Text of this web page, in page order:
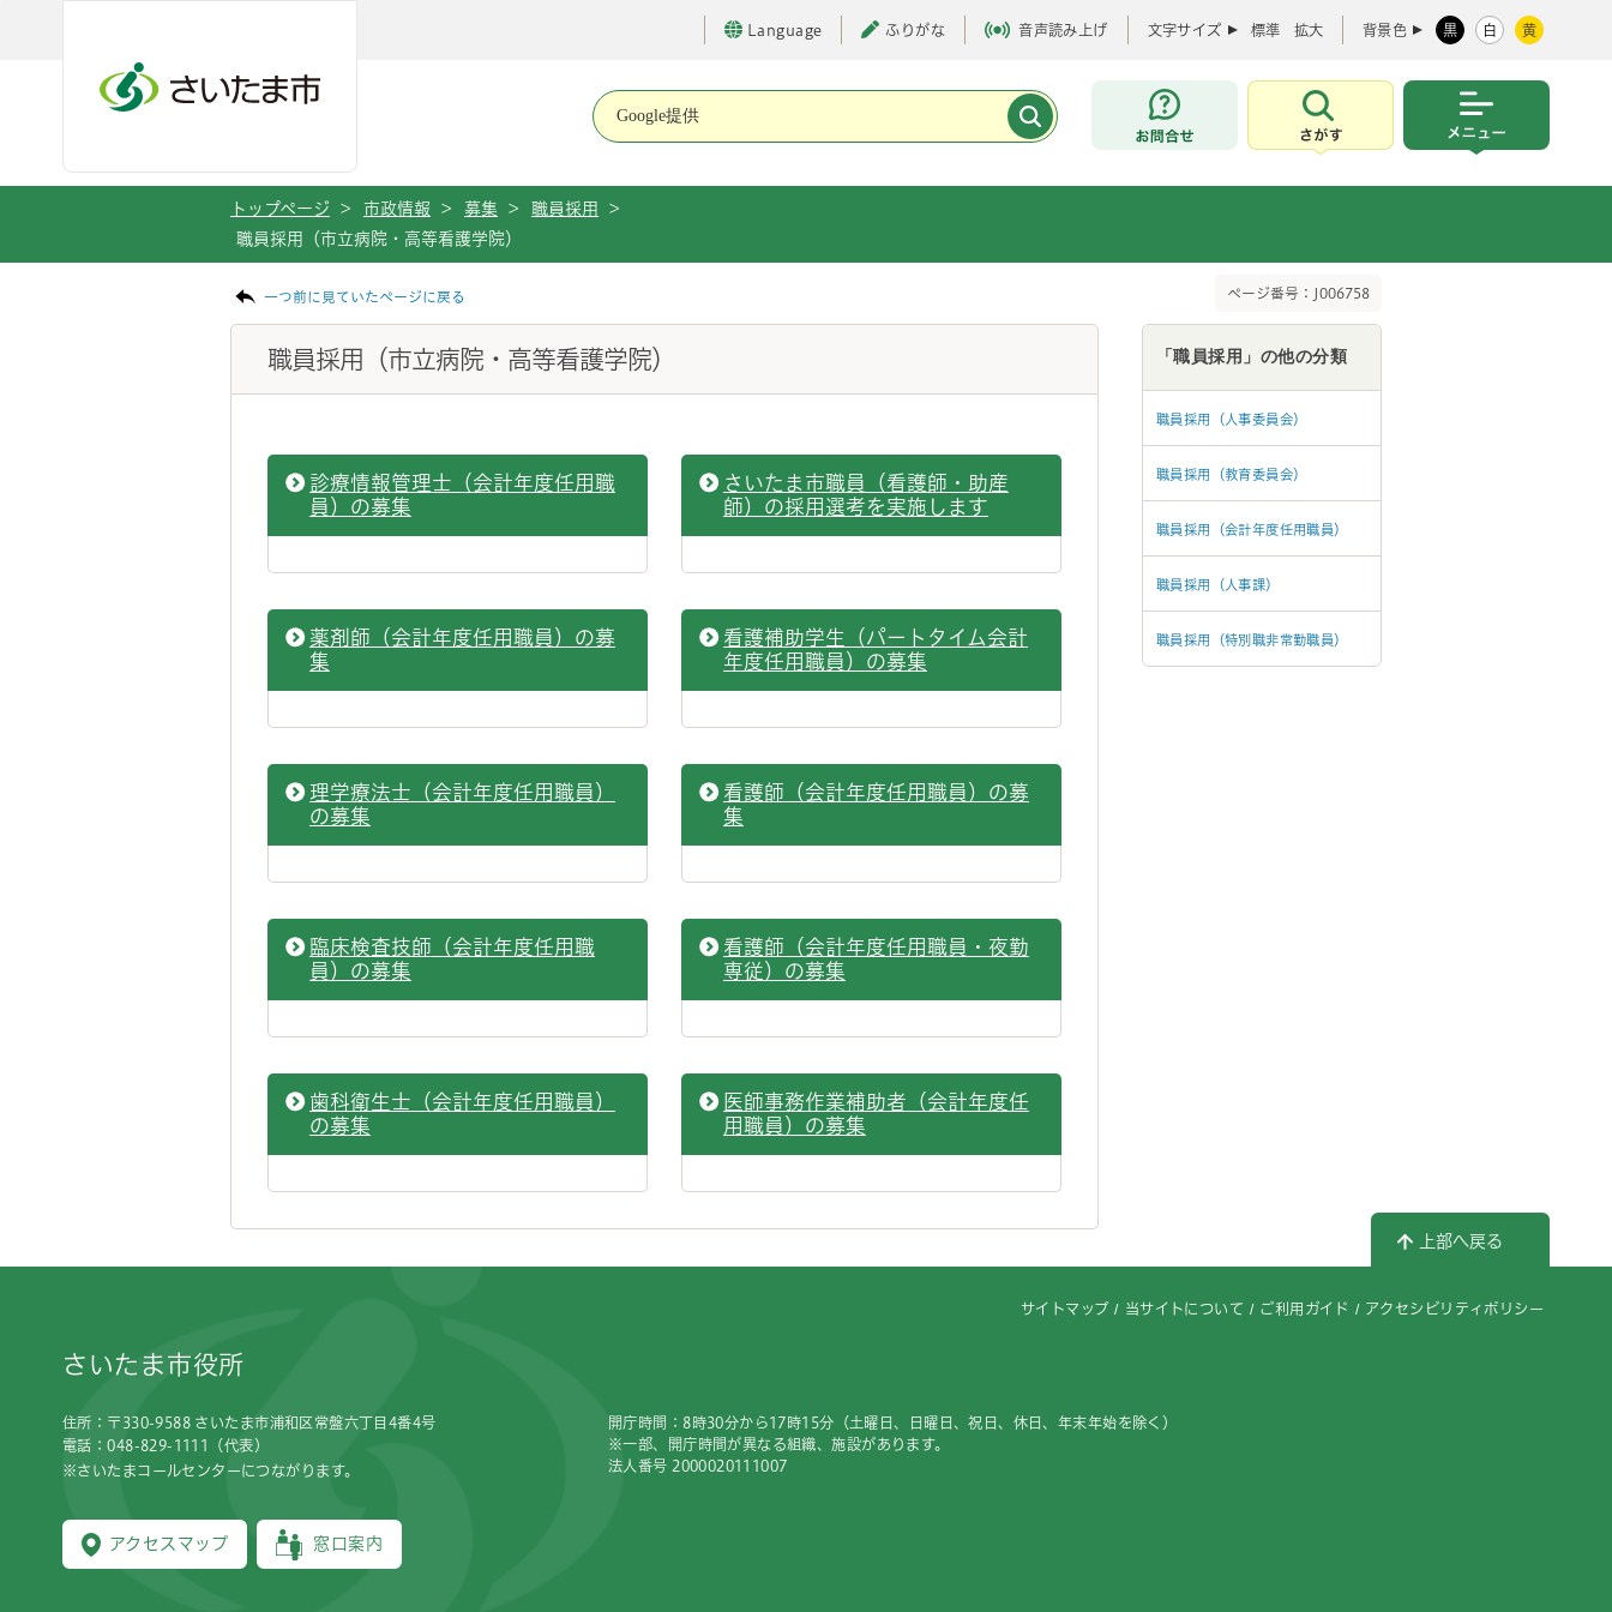
Language ふりがな 音声読み上げ 文字サイズ 標準 拡大 背景色 黒 白 黄
お問合せ
さがす
トップページ > 市政情報 > 募集 > 職員採用
>
職員採用（市立病院・高等看護学院）
一つ前に見ていたページに戻る ページ番号：J006758
職員採用（市立病院・高等看護学院）
診療情報管理士（会計年度任用職
員）の募集
さいたま市職員（看護師・助産
師）の採用選考を実施します
薬剤師（会計年度任用職員）の募
集
看護補助学生（パートタイム会計
年度任用職員）の募集
理学療法士（会計年度任用職員）
の募集
看護師（会計年度任用職員）の募
集
臨床検査技師（会計年度任用職
員）の募集
看護師（会計年度任用職員・夜勤
専従）の募集
歯科衛生士（会計年度任用職員）
の募集
医師事務作業補助者（会計年度任
用職員）の募集
「職員採用」の他の分類
職員採用（人事委員会）
職員採用（教育委員会）
職員採用（会計年度任用職員）
職員採用（人事課）
職員採用（特別職非常勤職員）
上部へ戻る
サイトマップ 当サイトについて ご利用ガイド アクセシビリティポリシー
さいたま市役所
住所：〒330-9588 さいたま市浦和区常盤六丁目4番4号
電話：048-829-1111（代表）
※さいたまコールセンターにつながります。
アクセスマップ 窓口案内
開庁時間：8時30分から17時15分（土曜日、日曜日、祝日、休日、年末年始を除く）
※一部、開庁時間が異なる組織、施設があります。
法人番号 2000020111007